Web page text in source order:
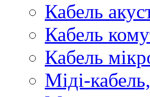
Кабель
Кабель
Кабель
Міді-